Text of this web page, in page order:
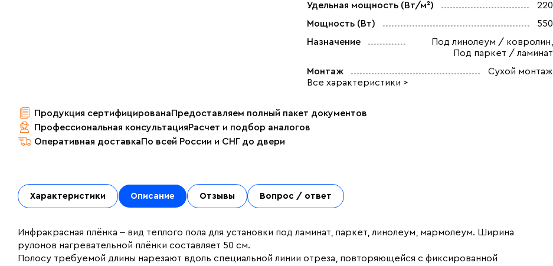
Удельная мощность (Вт/м²)
220
Мощность (Вт)
550
Назначение
Под линолеум / ковролин,
Под паркет / ламинат
Монтаж
Сухой монтаж
Все характеристики >
Продукция сертифицированаПредоставляем полный пакет документов
Профессиональная консультацияРасчет и подбор аналогов
Оперативная доставкаПо всей России и СНГ до двери
Характеристики Описание Отзывы Вопрос / ответ
Инфракрасная плёнка ‒ вид теплого пола для установки под ламинат, паркет, линолеум, мармолеум. Ширина
рулонов нагревательной плёнки составляет 50 см.
Полосу требуемой длины нарезают вдоль специальной линии отреза, повторяющейся с фиксированной